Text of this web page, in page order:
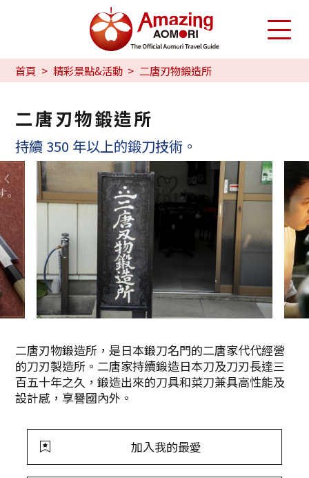
首頁 精彩景點&活動 二唐刃物鍛造所
二唐刃物鍛造所
持續 350 年以上的鍛刀技術。
二唐刃物鍛造所，是日本鍛刀名門的二唐家代代經營
的刀刃製造所。二唐家持續鍛造日本刀及刀刃長達三
百五十年之久，鍛造出來的刀具和菜刀兼具高性能及
設計感，享譽國內外。
加入我的最愛